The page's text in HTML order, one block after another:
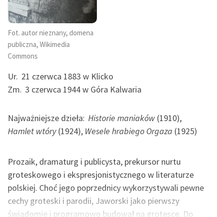
Ręce pełne poezji
Kolekcje edukacyjne
twórców przechodzących
do domeny publicznej,
lektur szkolnych oraz
Starego Testamentu
Odkurzamy bohaterów
Lektur
Kontakt
O projekcie
Zespół
Fot. autor nieznany, domena
publiczna, Wikimedia
Commons
Ur. 21 czerwca 1883 w Klicko
Zm. 3 czerwca 1944 w Góra Kalwaria
Najważniejsze dzieła: Historie maniaków (1910),
Hamlet wtóry(1924), Wesele hrabiego Orgaza (1925)
Prozaik, dramaturg i publicysta, prekursor nurtu
groteskowego i ekspresjonistycznego w literaturze
polskiej. Choć jego poprzednicy wykorzystywali pewne
cechy groteski i parodii, Jaworski jako pierwszy
świadomie i programowo budował na grotesce. Do